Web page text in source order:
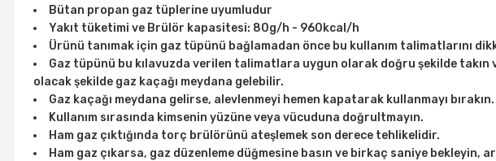
Bütan propan gaz tüplerine uyumludur
Yakıt tüketimi ve Brülör kapasitesi: 80g/h - 960kcal/h
Ürünü tanımak için gaz tüpünü bağlamadan önce bu kullanım talimatlarını
Gaz tüpünü bu kılavuzda verilen talimatlara uygun olarak doğru şekilde takın
olacak şekilde gaz kaçağı meydana gelebilir.
Gaz kaçağı meydana gelirse, alevlenmeyi hemen kapatarak kullanmayı
Kullanım sırasında kimsenin yüzüne veya vücuduna doğrultmayın.
Ham gaz çıktığında torç brülörünü ateşlemek son derece tehlikelidir.
Ham gaz çıkarsa, gaz düzenleme düğmesine basın ve birkaç saniye bekleyin,